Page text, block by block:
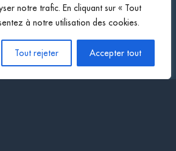
notre trafic. En cliquant sur « Tout
à notre utilisation des cookies.
Tout rejeter Accepter tout
Comptables de la région de Marseille